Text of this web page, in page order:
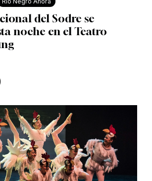
del Sodre se
noche en el Teatro